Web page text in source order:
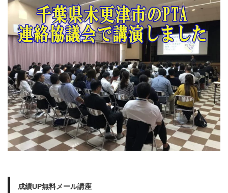
成績UP無料メール講座